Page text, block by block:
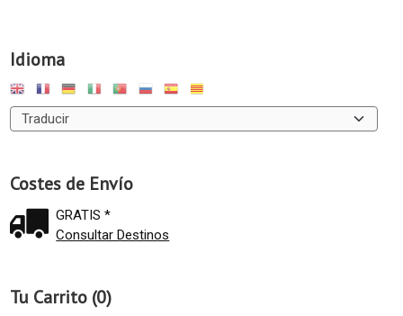
Idioma
Costes de Envío
GRATIS *
Consultar Destinos
Tu Carrito (0)